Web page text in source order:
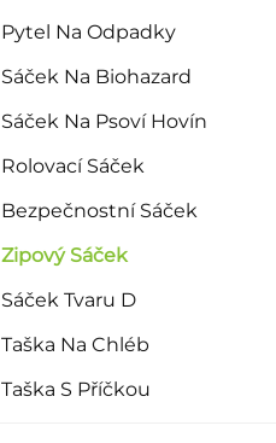
Pytel Na Odpadky
Sáček Na Biohazard
Sáček Na Psoví Hovín
Rolovací Sáček
Bezpečnostní Sáček
Zipový Sáček
Sáček Tvaru D
Taška Na Chléb
Taška S Příčkou